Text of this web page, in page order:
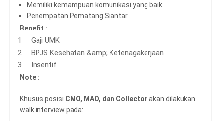
Memiliki kemampuan komunikasi yang baik
Penempatan Pematang Siantar
Benefit :
Gaji UMK
BPJS Kesehatan &amp; Ketenagakerjaan
Insentif
Note :
Khusus posisi CMO, MAO, dan Collector akan dilakukan
walk interview pada: